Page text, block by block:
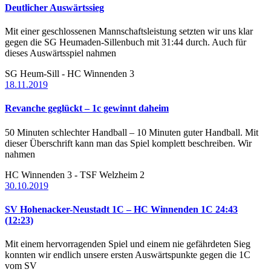
Deutlicher Auswärtssieg
Mit einer geschlossenen Mannschaftsleistung setzten wir uns klar
gegen die SG Heumaden-Sillenbuch mit 31:44 durch. Auch für
dieses Auswärtsspiel nahmen
SG Heum-Sill - HC Winnenden 3
18.11.2019
Revanche geglückt – 1c gewinnt daheim
50 Minuten schlechter Handball – 10 Minuten guter Handball. Mit
dieser Überschrift kann man das Spiel komplett beschreiben. Wir
nahmen
HC Winnenden 3 - TSF Welzheim 2
30.10.2019
SV Hohenacker-Neustadt 1C – HC Winnenden 1C 24:43
(12:23)
Mit einem hervorragenden Spiel und einem nie gefährdeten Sieg
konnten wir endlich unsere ersten Auswärtspunkte gegen die 1C
vom SV